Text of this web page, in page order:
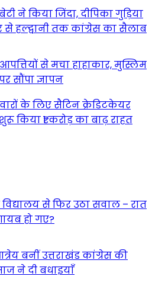
ने किया जिंदा, दीपिका गुड़िया
हल्द्वानी तक कांग्रेस का सैलाब
आपत्तियों से मचा हाहाकार, मुस्लिम
सौंपा ज्ञापन
के लिए सैटिन क्रेडिटकेयर
किया ₹1 करोड़ का बाढ़ राहत
से फिर उठा सवाल – रात
हो गए?
बनीं उत्तराखंड कांग्रेस की
ने दी बधाइयाँ